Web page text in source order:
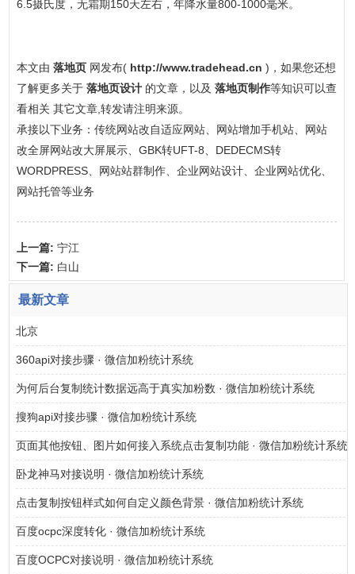
6.5摄氏度，无霜期150天左右，年降水量800-1000毫米。
本文由 落地页 网发布( http://www.tradehead.cn )，如果您还想
了解更多关于 落地页设计 的文章，以及 落地页制作等知识可以查
看相关 其它文章,转发请注明来源。
承接以下业务：传统网站改自适应网站、网站增加手机站、网站
改全屏网站改大屏展示、GBK转UFT-8、DEDECMS转
WORDPRESS、网站站群制作、企业网站设计、企业网站优化、
网站托管等业务
上一篇: 宁江
下一篇: 白山
最新文章
北京
360api对接步骤 · 微信加粉统计系统
为何后台复制统计数据远高于真实加粉数 · 微信加粉统计系统
搜狗api对接步骤 · 微信加粉统计系统
页面其他按钮、图片如何接入系统点击复制功能 · 微信加粉统计系统
卧龙神马对接说明 · 微信加粉统计系统
点击复制按钮样式如何自定义颜色背景 · 微信加粉统计系统
百度ocpc深度转化 · 微信加粉统计系统
百度OCPC对接说明 · 微信加粉统计系统